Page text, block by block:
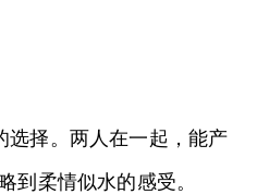
择。两人在一起，能产
到柔情似水的感受。